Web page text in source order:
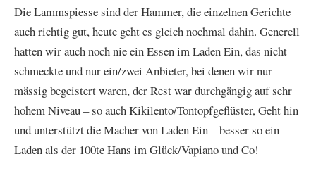
Die Lammspiesse sind der Hammer, die einzelnen Gerichte
auch richtig gut, heute geht es gleich nochmal dahin. Generell
hatten wir auch noch nie ein Essen im Laden Ein, das nicht
schmeckte und nur ein/zwei Anbieter, bei denen wir nur
mässig begeistert waren, der Rest war durchgängig auf sehr
hohem Niveau – so auch Kikilento/Tontopfgeflüster, Geht hin
und unterstützt die Macher von Laden Ein – besser so ein
Laden als der 100te Hans im Glück/Vapiano und Co!